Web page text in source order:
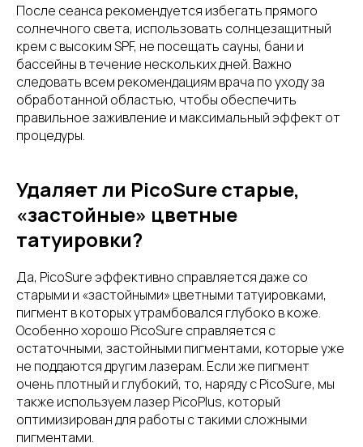
После сеанса рекомендуется избегать прямого
солнечного света, использовать солнцезащитный
крем с высоким SPF, не посещать сауны, бани и
бассейны в течение нескольких дней. Важно
следовать всем рекомендациям врача по уходу за
обработанной областью, чтобы обеспечить
правильное заживление и максимальный эффект от
процедуры.
Удаляет ли PicoSure старые,
«застойные» цветные
татуировки?
Да, PicoSure эффективно справляется даже со
старыми и «застойными» цветными татуировками,
пигмент в которых утрамбовался глубоко в коже.
Особенно хорошо PicoSure справляется с
остаточными, застойными пигментами, которые уже
не поддаются другим лазерам. Если же пигмент
очень плотный и глубокий, то, наряду с PicoSure, мы
также используем лазер PicoPlus, который
оптимизирован для работы с такими сложными
пигментами.